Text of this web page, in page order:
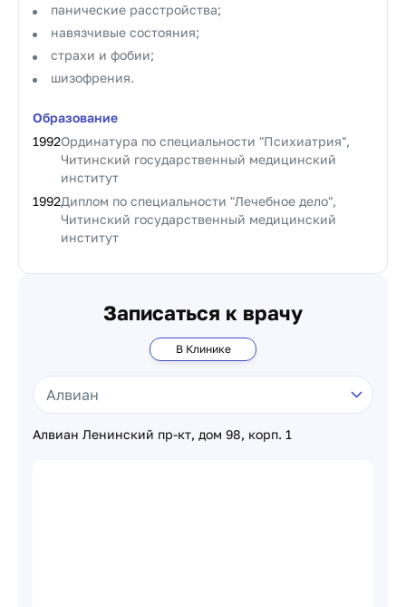
панические расстройства;
навязчивые состояния;
страхи и фобии;
шизофрения.
Образование
1992Ординатура по специальности "Психиатрия",
Читинский государственный медицинский
институт
1992Диплом по специальности "Лечебное дело",
Читинский государственный медицинский
институт
Записаться к врачу
В Клинике
Алвиан Ленинский пр-кт, дом 98, корп. 1